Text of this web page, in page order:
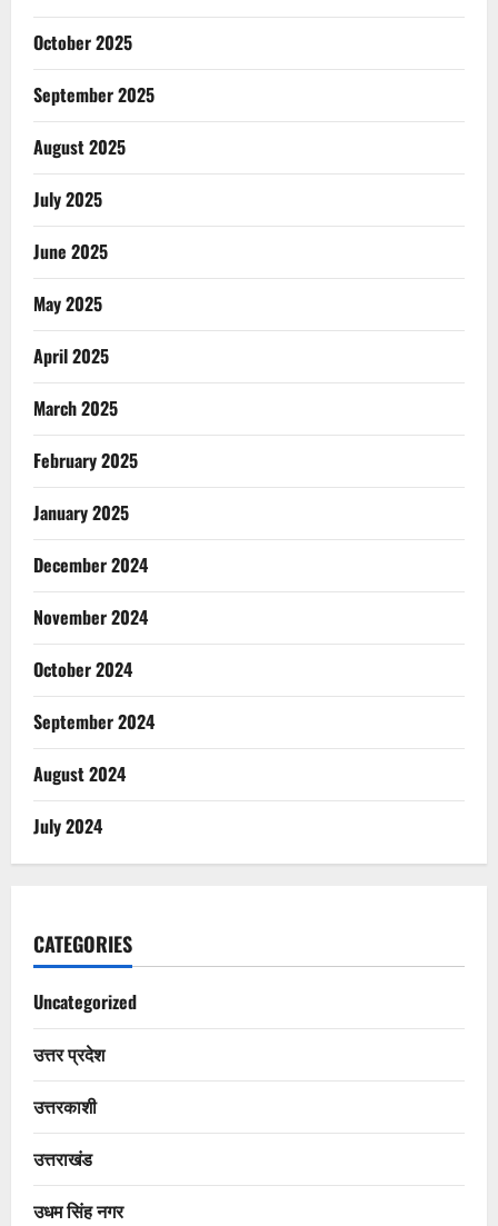
October 2025
September 2025
August 2025
July 2025
June 2025
May 2025
April 2025
March 2025
February 2025
January 2025
December 2024
November 2024
October 2024
September 2024
August 2024
July 2024
CATEGORIES
Uncategorized
उत्तर प्रदेश
उत्तरकाशी
उत्तराखंड
उधम सिंह नगर